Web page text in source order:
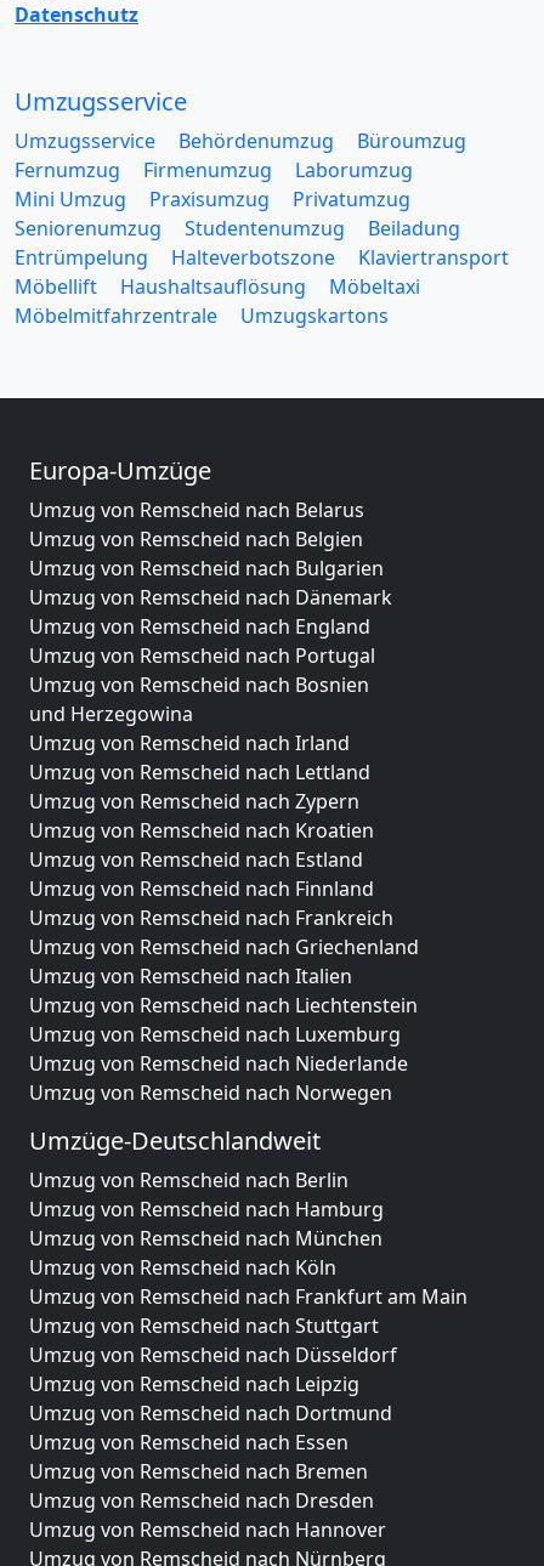
Datenschutz
Umzugsservice
Umzugsservice Behördenumzug
Büroumzug
Fernumzug
Firmenumzug
Laborumzug
Mini Umzug
Praxisumzug
Privatumzug
Seniorenumzug
Studentenumzug
Beiladung
Entrümpelung
Halteverbotszone
Klaviertransport
Möbellift
Haushaltsauflösung
Möbeltaxi
Möbelmitfahrzentrale
Umzugskartons
Europa-Umzüge
Umzug von Remscheid nach Belarus
Umzug von Remscheid nach Belgien
Umzug von Remscheid nach Bulgarien
Umzug von Remscheid nach Dänemark
Umzug von Remscheid nach England
Umzug von Remscheid nach Portugal
Umzug von Remscheid nach Bosnien
und Herzegowina
Umzug von Remscheid nach Irland
Umzug von Remscheid nach Lettland
Umzug von Remscheid nach Zypern
Umzug von Remscheid nach Kroatien
Umzug von Remscheid nach Estland
Umzug von Remscheid nach Finnland
Umzug von Remscheid nach Frankreich
Umzug von Remscheid nach Griechenland
Umzug von Remscheid nach Italien
Umzug von Remscheid nach Liechtenstein
Umzug von Remscheid nach Luxemburg
Umzug von Remscheid nach Niederlande
Umzug von Remscheid nach Norwegen
Umzüge-Deutschlandweit
Umzug von Remscheid nach Berlin
Umzug von Remscheid nach Hamburg
Umzug von Remscheid nach München
Umzug von Remscheid nach Köln
Umzug von Remscheid nach Frankfurt am Main
Umzug von Remscheid nach Stuttgart
Umzug von Remscheid nach Düsseldorf
Umzug von Remscheid nach Leipzig
Umzug von Remscheid nach Dortmund
Umzug von Remscheid nach Essen
Umzug von Remscheid nach Bremen
Umzug von Remscheid nach Dresden
Umzug von Remscheid nach Hannover
Umzug von Remscheid nach Nürnberg